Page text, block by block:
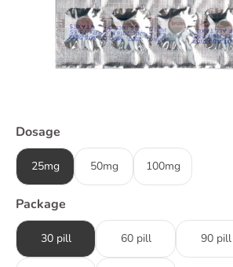
Dosage
25mg 50mg 100mg
Package
30 pill 60 pill 90 pill